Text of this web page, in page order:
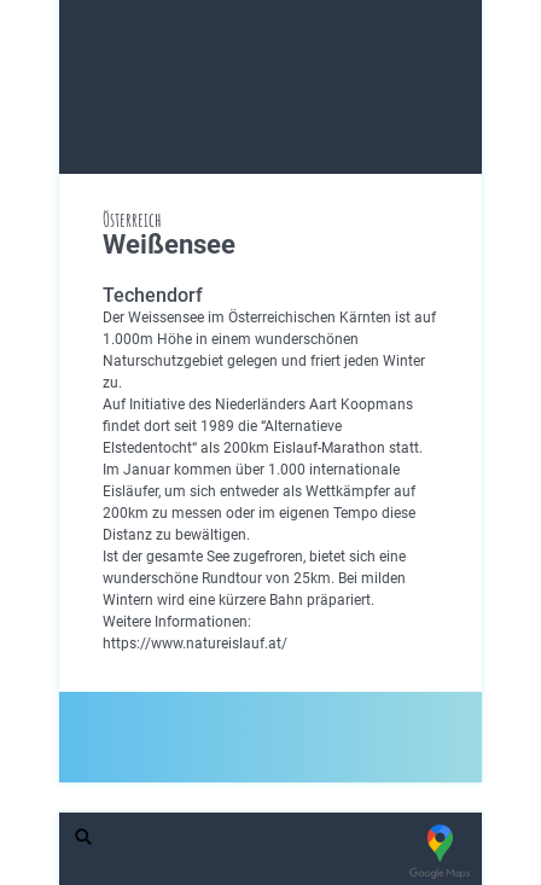
Österreich
Weißensee
Techendorf
Der Weissensee im Österreichischen Kärnten ist auf
1.000m Höhe in einem wunderschönen
Naturschutzgebiet gelegen und friert jeden Winter
zu.
Auf Initiative des Niederländers Aart Koopmans
findet dort seit 1989 die “Alternatieve
Elstedentocht“ als 200km Eislauf-Marathon statt.
Im Januar kommen über 1.000 internationale
Eisläufer, um sich entweder als Wettkämpfer auf
200km zu messen oder im eigenen Tempo diese
Distanz zu bewältigen.
Ist der gesamte See zugefroren, bietet sich eine
wunderschöne Rundtour von 25km. Bei milden
Wintern wird eine kürzere Bahn präpariert.
Weitere Informationen:
https://www.natureislauf.at/